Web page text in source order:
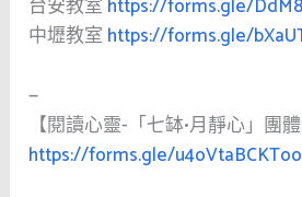
台安教室 https://forms.gle/
中壢教室 https://forms.gle/
—
【閱讀心靈-「七缽•月靜心」團
https://forms.gle/